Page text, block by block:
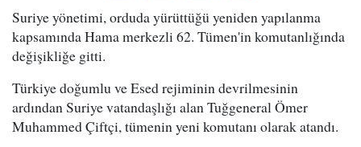
Suriye yönetimi, orduda yürüttüğü yeniden yapılanma
kapsamında Hama merkezli 62. Tümen'in komutanlığında
değişikliğe gitti.
Türkiye doğumlu ve Esed rejiminin devrilmesinin
ardından Suriye vatandaşlığı alan Tuğgeneral Ömer
Muhammed Çiftçi, tümenin yeni komutanı olarak atandı.